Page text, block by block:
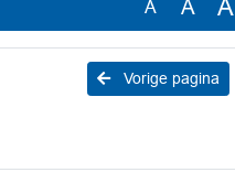
A A A
Vorige pagina